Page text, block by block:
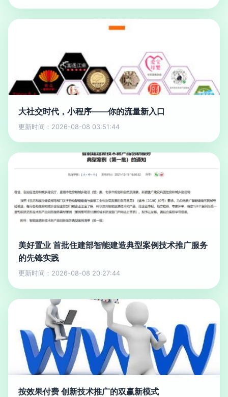
大社交时代，小程序——你的流量新入口
更新时间：2026-08-08 03:51:44
美好置业 首批住建部智能建造典型案例技术推广服务
的先锋实践
更新时间：2026-08-08 20:27:44
按效果付费 创新技术推广的双赢新模式